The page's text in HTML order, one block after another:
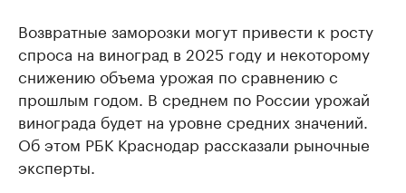
Возвратные заморозки могут привести к росту
спроса на виноград в 2025 году и некоторому
снижению объема урожая по сравнению с
прошлым годом. В среднем по России урожай
винограда будет на уровне средних значений.
Об этом РБК Краснодар рассказали рыночные
эксперты.